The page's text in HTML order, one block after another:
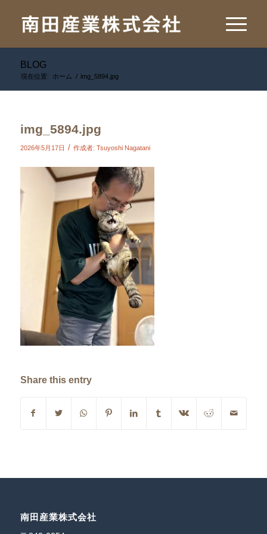
BLOG
現在位置: ホーム / img_5894.jpg
img_5894.jpg
2026年5月17日 / 作成者: Tsuyoshi Nagatani
Share this entry
南田産業株式会社